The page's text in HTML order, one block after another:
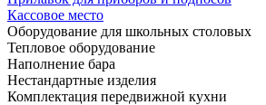
Кассовое место
Оборудование для школьных столовых
Тепловое оборудование
Наполнение бара
Нестандартные изделия
Комплектация передвижной кухни